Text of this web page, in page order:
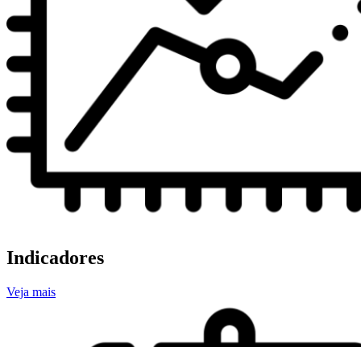
Indicadores
Veja mais